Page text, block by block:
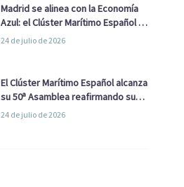
Madrid se alinea con la Economía
Azul: el Clúster Marítimo Español y
la Real Liga Naval avanzan alianzas
24 de julio de 2026
El Clúster Marítimo Español alcanza
su 50ª Asamblea reafirmando su
liderazgo en la Economía Azul
24 de julio de 2026